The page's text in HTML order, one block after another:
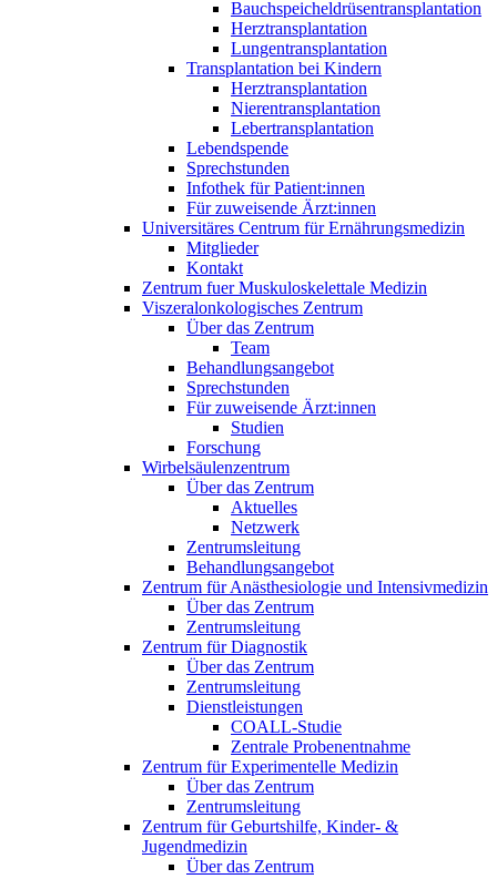
Bauchspeicheldrüsentransplantation
Herztransplantation
Lungentransplantation
Transplantation bei Kindern
Herztransplantation
Nierentransplantation
Lebertransplantation
Lebendspende
Sprechstunden
Infothek für Patient:innen
Für zuweisende Ärzt:innen
Universitäres Centrum für Ernährungsmedizin
Mitglieder
Kontakt
Zentrum fuer Muskuloskelettale Medizin
Viszeral­onkologisches Zentrum
Über das Zentrum
Team
Behandlungsangebot
Sprechstunden
Für zuweisende Ärzt:innen
Studien
Forschung
Wirbelsäulenzentrum
Über das Zentrum
Aktuelles
Netzwerk
Zentrumsleitung
Behandlungsangebot
Zentrum für Anästhesiologie und Intensivmedizin
Über das Zentrum
Zentrumsleitung
Zentrum für Diagnostik
Über das Zentrum
Zentrumsleitung
Dienstleistungen
COALL-Studie
Zentrale Probenentnahme
Zentrum für Experimentelle Medizin
Über das Zentrum
Zentrumsleitung
Zentrum für Geburtshilfe, Kinder- &
Jugendmedizin
Über das Zentrum